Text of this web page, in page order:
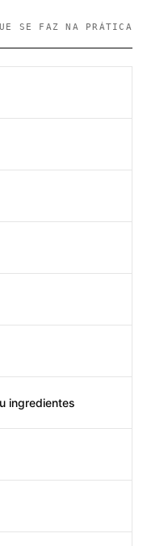
SE FAZ NA PRÁTICA
ingredientes